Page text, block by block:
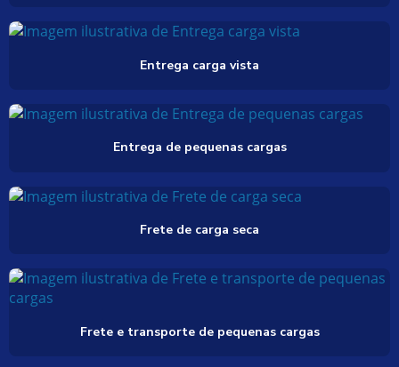
Entrega carga vista
Entrega de pequenas cargas
Frete de carga seca
Frete e transporte de pequenas cargas